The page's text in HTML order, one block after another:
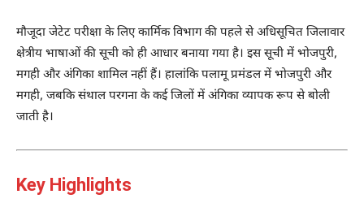
मौजूदा जेटेट परीक्षा के लिए कार्मिक विभाग की पहले से अधिसूचित जिलावार
क्षेत्रीय भाषाओं की सूची को ही आधार बनाया गया है। इस सूची में भोजपुरी,
मगही और अंगिका शामिल नहीं हैं। हालांकि पलामू प्रमंडल में भोजपुरी और
मगही, जबकि संथाल परगना के कई जिलों में अंगिका व्यापक रूप से बोली
जाती है।
Key Highlights